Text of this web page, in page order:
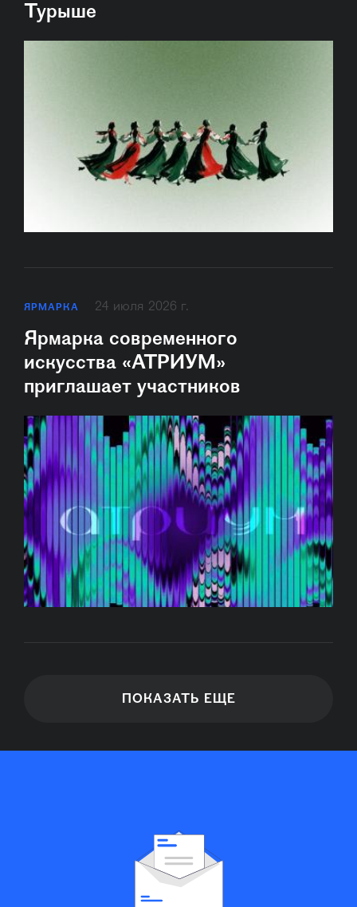
Турыше
ЯРМАРКА 24 июля 2026 г.
Ярмарка современного
искусства «АТРИУМ»
приглашает участников
ПОКАЗАТЬ ЕЩЕ